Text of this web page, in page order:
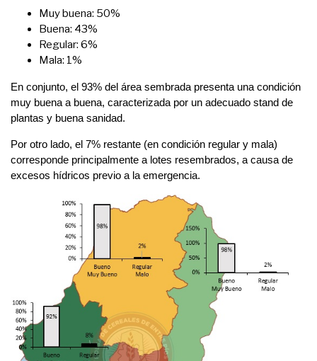
Muy buena: 50%
Buena: 43%
Regular: 6%
Mala: 1%
En conjunto, el 93% del área sembrada presenta una condición
muy buena a buena, caracterizada por un adecuado stand de
plantas y buena sanidad.
Por otro lado, el 7% restante (en condición regular y mala)
corresponde principalmente a lotes resembrados, a causa de
excesos hídricos previo a la emergencia.